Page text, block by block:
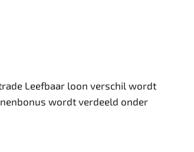
Leefbaar loon verschil wordt
wordt verdeeld onder